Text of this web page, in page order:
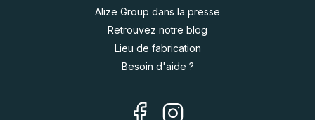
Alize Group dans la presse
Retrouvez notre blog
Lieu de fabrication
Besoin d'aide ?